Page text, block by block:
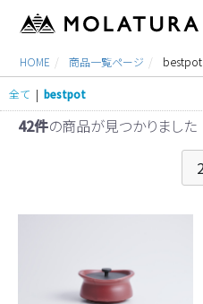
HOME 商品一覧ページ bestpot
全て | bestpot
42件の商品が見つかりました